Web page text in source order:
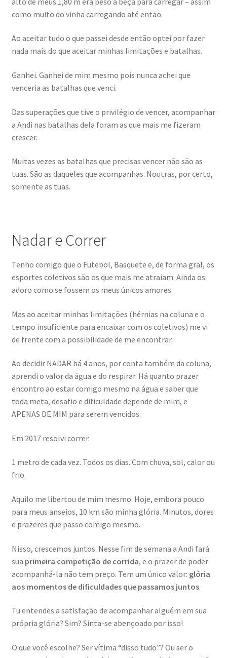
como muito do vinha carregando até então.
Ao aceitar tudo o que passei desde então optei por fazer
nada mais do que aceitar minhas limitações e batalhas.
Ganhei. Ganhei de mim mesmo pois nunca achei que
venceria as batalhas que venci.
Das superações que tive o privilégio de vencer, acompanhar
a Andi nas batalhas dela foram as que mais me fizeram
crescer.
Muitas vezes as batalhas que precisas vencer não são as
tuas. São as daqueles que acompanhas. Noutras, por certo,
somente as tuas.
Nadar e Correr
Tenho comigo que o Futebol, Basquete e, de forma gral, os
esportes coletivos são os que mais me atraiam. Ainda os
adoro como se fossem os meus únicos amores.
Mas ao aceitar minhas limitações (hérnias na coluna e o
tempo insuficiente para encaixar com os coletivos) me vi
de frente com a possibilidade de me encontrar.
Ao decidir NADAR há 4 anos, por conta também da coluna,
aprendi o valor da água e do respirar. Há quanto prazer
encontro ao estar comigo mesmo na água e saber que
toda meta, desafio e dificuldade depende de mim, e
APENAS DE MIM para serem vencidos.
Em 2017 resolvi correr.
1 metro de cada vez. Todos os dias. Com chuva, sol, calor ou
frio.
Aquilo me libertou de mim mesmo. Hoje, embora pouco
para meus anseios, 10 km são minha glória. Minutos, dores
e prazeres que passo comigo mesmo.
Nisso, crescemos juntos. Nesse fim de semana a Andi fará
sua primeira competição de corrida, e o prazer de poder
acompanhá-la não tem preço. Tem um único valor: glória
aos momentos de dificuldades que passamos juntos.
Tu entendes a satisfação de acompanhar alguém em sua
própria glória? Sim? Sinta-se abençoado por isso!
O que você escolhe? Ser vítima “disso tudo”? Ou ser o